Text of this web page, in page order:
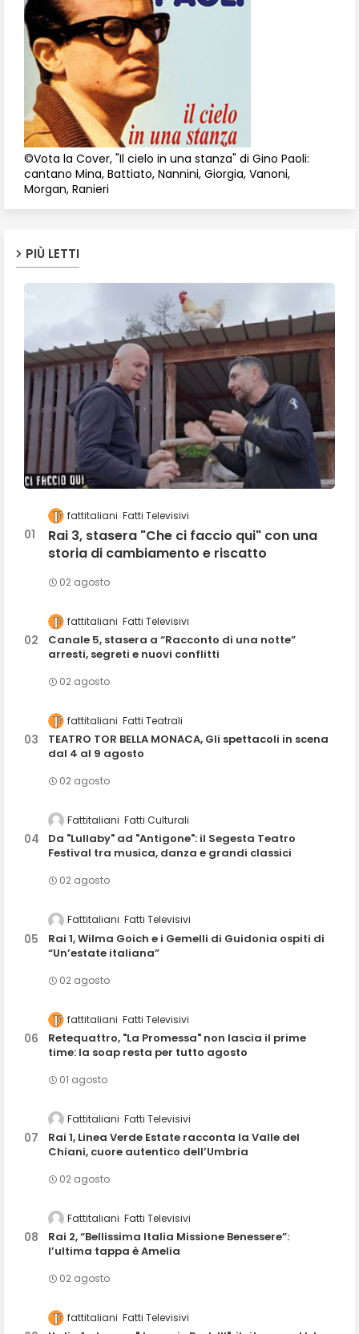
©Vota la Cover, "Il cielo in una stanza" di Gino Paoli:
cantano Mina, Battiato, Nannini, Giorgia, Vanoni,
Morgan, Ranieri
PIÙ LETTI
fattitaliani Fatti Televisivi
Rai 3, stasera "Che ci faccio qui" con una
storia di cambiamento e riscatto
02 agosto
fattitaliani Fatti Televisivi
Canale 5, stasera a “Racconto di una notte”
arresti, segreti e nuovi conflitti
02 agosto
fattitaliani Fatti Teatrali
TEATRO TOR BELLA MONACA, Gli spettacoli in scena
dal 4 al 9 agosto
02 agosto
Fattitaliani Fatti Culturali
Da "Lullaby" ad "Antigone": il Segesta Teatro
Festival tra musica, danza e grandi classici
02 agosto
Fattitaliani Fatti Televisivi
Rai 1, Wilma Goich e i Gemelli di Guidonia ospiti di
“Un’estate italiana”
02 agosto
fattitaliani Fatti Televisivi
Retequattro, "La Promessa" non lascia il prime
time: la soap resta per tutto agosto
01 agosto
Fattitaliani Fatti Televisivi
Rai 1, Linea Verde Estate racconta la Valle del
Chiani, cuore autentico dell’Umbria
02 agosto
Fattitaliani Fatti Televisivi
Rai 2, “Bellissima Italia Missione Benessere”:
l’ultima tappa è Amelia
02 agosto
fattitaliani Fatti Televisivi